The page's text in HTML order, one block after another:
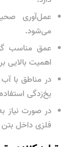
عمل‌آوری
می‌شود.
عمق مناسب
اهمیت بالایی
در مناطق با آب
یخ‌زدگی
در صورت نیاز
فلزی داخل بتن